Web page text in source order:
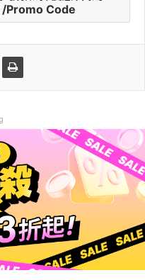
Promo Code